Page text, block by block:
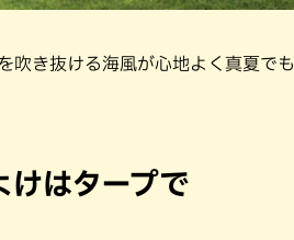
吹き抜ける海風が心地よく真夏でも
けはタープで